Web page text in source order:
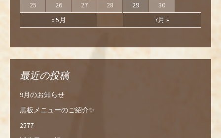
« 5月 7月 »
25
26 27 28 29 30
最近の投稿
9月のお知らせ
黒板メニューのご紹介✨
2577